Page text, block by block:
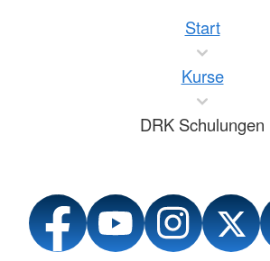
Start
Kurse
DRK Schulungen